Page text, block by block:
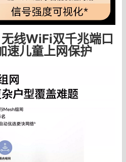
线WiFi双千兆端口
速儿童上网保护